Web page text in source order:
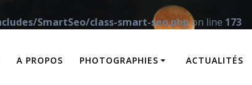
SmartSeo/class-smart-seo.phpon line 173
A PROPOS PHOTOGRAPHIES ACTUALITÉS